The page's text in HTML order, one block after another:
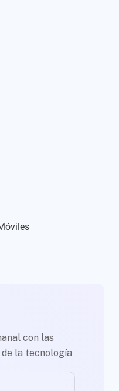
con las
la tecnología